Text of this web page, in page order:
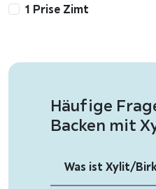
1 Prise Zimt
Häufige
Backen mit
Was ist Xylit/